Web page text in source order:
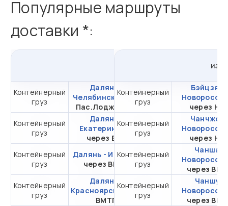
Популярные маршруты
доставки *:
Контейнерный
груз
Далянь -
Челябинск через
Пас.Лоджистик
от 294 097,41 ₽ за
20DC
Контейнерный
груз
Далянь -
Екатеринбург
через ВСК
от 284 097,41 ₽ за
20DC
Контейнерный
груз
Далянь - Иркутск
через ВМТП
от 278 813,04 ₽ за
20DC
Контейнерный
груз
Далянь -
Красноярскчерез
ВМТП
от 277 155,41 ₽ за
20DC
из
Контейнерный
груз
Бэйцзяо -
через
Контейнерный
груз
Чанчжоу
через
Контейнерный
груз
Чанша -
через
Контейнерный
груз
Чаншу -
через